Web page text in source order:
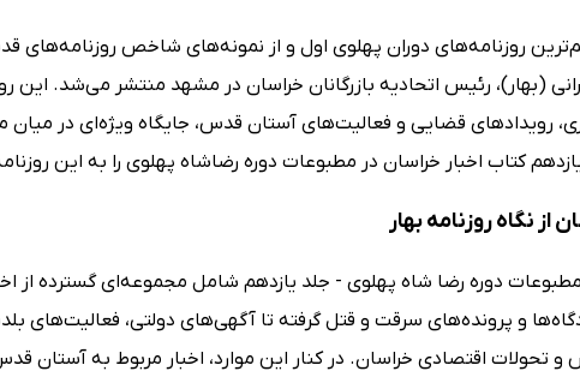
روزنامه‌های دوران پهلوی اول و از نمونه‌های شاخص روزنامه‌های
(بهار)، رئیس اتحادیه بازرگانان خراسان در مشهد منتشر می‌شد. این
رویدادهای قضایی و فعالیت‌های آستان قدس، جایگاه ویژه‌ای در میان
کتاب اخبار خراسان در مطبوعات دوره رضاشاه پهلوی را به این
از نگاه روزنامه بهار
دوره رضا شاه پهلوی - جلد یازدهم شامل مجموعه‌ای گسترده از
و پرونده‌های سرقت و قتل گرفته تا آگهی‌های دولتی، فعالیت‌های
و تحولات اقتصادی خراسان. در کنار این موارد، اخبار مربوط به